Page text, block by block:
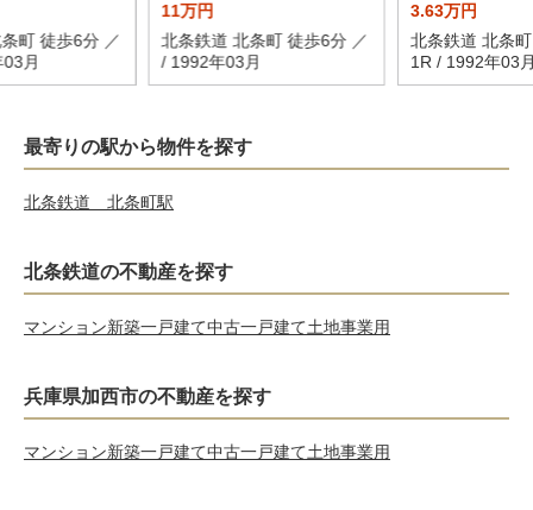
町 徒歩6分 ／
月
11万円
北条鉄道 北条町 徒歩6分 ／
/ 1992年03月
3.63万円
北条鉄道 北条
1R / 1992年03
最寄りの駅から物件を探す
北条鉄道 北条町駅
北条鉄道の不動産を探す
マンション新築一戸建て中古一戸建て土地事業用
兵庫県加西市の不動産を探す
マンション新築一戸建て中古一戸建て土地事業用